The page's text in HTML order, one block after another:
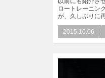
ロートレーニン
が、久しぶりに
2015.10.06